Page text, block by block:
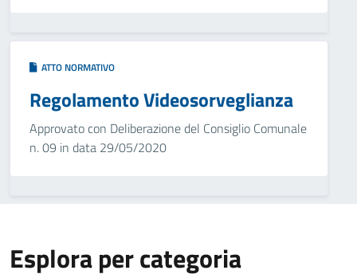
ATTO NORMATIVO
Regolamento Videosorveglianza
Approvato con Deliberazione del Consiglio Comunale
n. 09 in data 29/05/2020
Esplora per categoria